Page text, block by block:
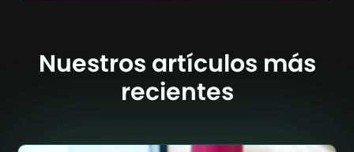
Nuestros artículos más
recientes